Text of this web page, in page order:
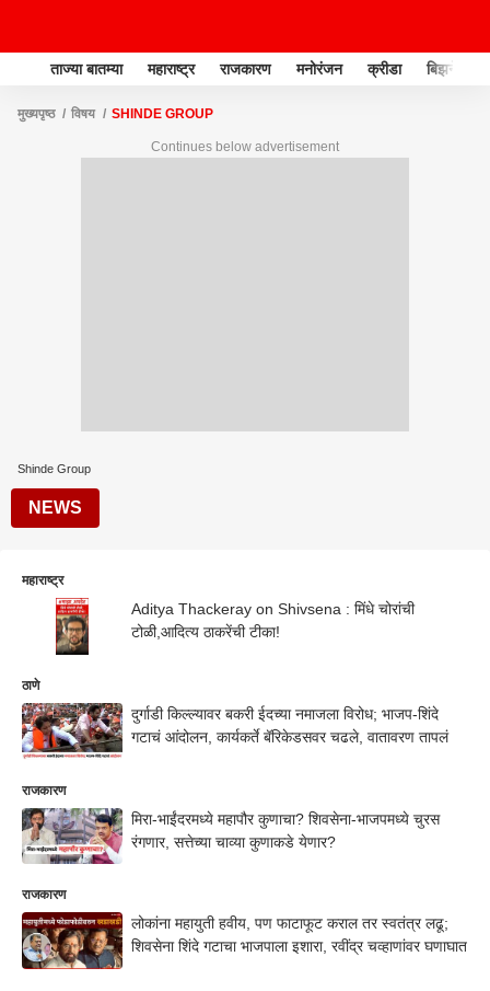
ताज्या बातम्या महाराष्ट्र राजकारण मनोरंजन क्रीडा बिझनेस
मुख्यपृष्ठ विषय SHINDE GROUP
Continues below advertisement
Shinde Group
NEWS
महाराष्ट्र
Aditya Thackeray on Shivsena : मिंधे चोरांची
टोळी,आदित्य ठाकरेंची टीका!
ठाणे
दुर्गाडी किल्ल्यावर बकरी ईदच्या नमाजला विरोध; भाजप-शिंदे
गटाचं आंदोलन, कार्यकर्ते बॅरिकेडसवर चढले, वातावरण तापलं
राजकारण
मिरा-भाईंदरमध्ये महापौर कुणाचा? शिवसेना-भाजपमध्ये चुरस
रंगणार, सत्तेच्या चाव्या कुणाकडे येणार?
राजकारण
लोकांना महायुती हवीय, पण फाटाफूट कराल तर स्वतंत्र लढू;
शिवसेना शिंदे गटाचा भाजपाला इशारा, रवींद्र चव्हाणांवर घणाघात